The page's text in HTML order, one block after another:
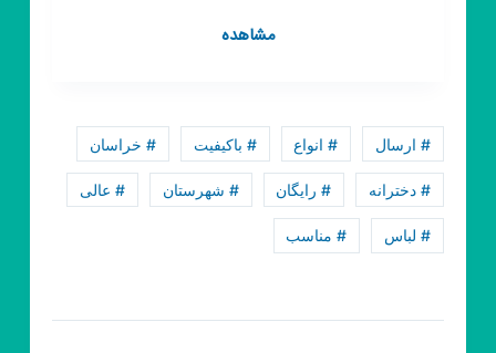
مشاهدهکانال
# ارسال # انواع # باکیفیت # خراسان
# دخترانه # رایگان # شهرستان # عالی
# لباس # مناسب